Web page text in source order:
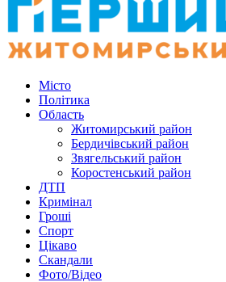
Місто
Політика
Область
Житомирський район
Бердичівський район
Звягельський район
Коростенський район
ДТП
Кримінал
Гроші
Спорт
Цікаво
Скандали
Фото/Відео